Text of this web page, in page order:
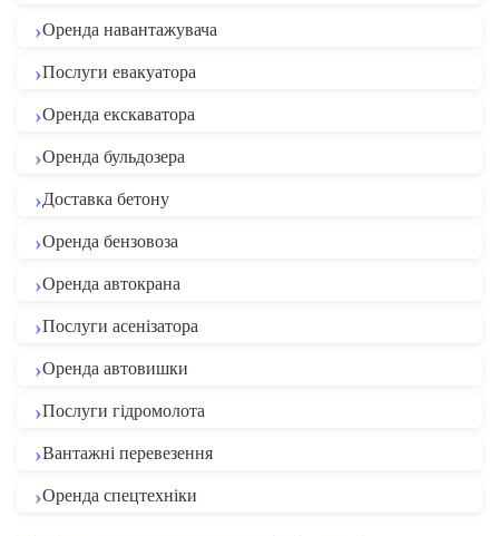
Оренда навантажувача
Послуги евакуатора
Оренда екскаватора
Оренда бульдозера
Доставка бетону
Оренда бензовоза
Оренда автокрана
Послуги асенізатора
Оренда автовишки
Послуги гідромолота
Вантажні перевезення
Оренда спецтехніки